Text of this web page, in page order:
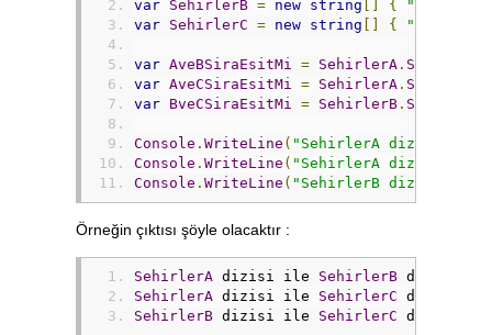
var SehirlerB = new string {
var SehirlerC = new string { "Ankara"
var AveBSiraEsitMi = SehirlerA .
var AveCSiraEsitMi = SehirlerA .
var BveCSiraEsitMi = SehirlerB .
Console . WriteLine ( "SehirlerA dizisi ile
Console . WriteLine ( "SehirlerA dizisi ile
Console . WriteLine ( "SehirlerB dizisi ile
Örneğin çıktısı şöyle olacaktır :
SehirlerA dizisi ile SehirlerB
SehirlerA dizisi ile SehirlerC
SehirlerB dizisi ile SehirlerC